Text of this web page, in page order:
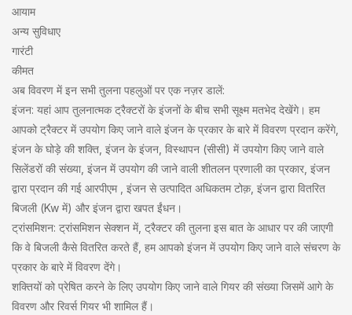
आयाम
अन्य सुविधाए
गारंटी
कीमत
अब विवरण में इन सभी तुलना पहलुओं पर एक नज़र डालें:
इंजन: यहां आप तुलनात्मक ट्रैक्टरों के इंजनों के बीच सभी सूक्ष्म मतभेद देखेंगे। हम
आपको ट्रैक्टर में उपयोग किए जाने वाले इंजन के प्रकार के बारे में विवरण प्रदान करेंगे,
इंजन के घोड़े की शक्ति, इंजन के इंजन, विस्थापन (सीसी) में उपयोग किए जाने वाले
सिलेंडरों की संख्या, इंजन में उपयोग की जाने वाली शीतलन प्रणाली का प्रकार, इंजन
द्वारा प्रदान की गई आरपीएम , इंजन से उत्पादित अधिकतम टोक़, इंजन द्वारा वितरित
बिजली (Kw में) और इंजन द्वारा खपत ईंधन।
ट्रांसमिशन: ट्रांसमिशन सेक्शन में, ट्रैक्टर की तुलना इस बात के आधार पर की जाएगी
कि वे बिजली कैसे वितरित करते हैं, हम आपको इंजन में उपयोग किए जाने वाले संचरण के
प्रकार के बारे में विवरण देंगे।
शक्तियों को प्रेषित करने के लिए उपयोग किए जाने वाले गियर की संख्या जिसमें आगे के
विवरण और रिवर्स गियर भी शामिल हैं।